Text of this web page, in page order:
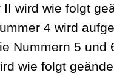
II wird wie folgt
4 wird
Nummern 5 und
wie folgt